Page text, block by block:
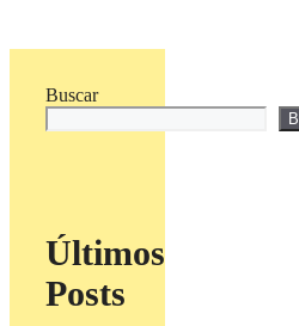
Buscar
Últimos
Posts